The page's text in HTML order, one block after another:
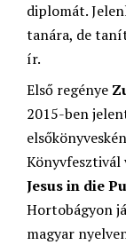
diplomát.
tanára, de
ír.
Első regénye
2015-ben
Könyvfesztivál
Jesus in die
Hortobágyon
magyar